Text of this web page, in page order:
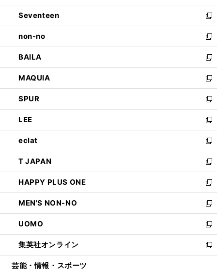
開
く
ウ
で
開
く
ン
ド
ウ
で
開
く
Seventeen
新
し
い
ウ
ィ
ン
ド
ウ
で
開
く
non-no
新
し
い
ウ
ィ
ン
ド
ウ
で
開
く
BAILA
新
し
い
ウ
ィ
ン
ド
ウ
で
開
く
MAQUIA
新
し
い
ウ
ィ
ン
ド
ウ
で
開
く
SPUR
新
し
い
ウ
ィ
ン
ド
ウ
で
開
く
LEE
新
し
い
ウ
ィ
ン
ド
ウ
で
開
く
eclat
新
し
い
ウ
ィ
ン
ド
ウ
で
開
く
T JAPAN
新
し
い
ウ
ィ
ン
ド
ウ
で
開
HAPPY PLUS ONE
新
し
い
ウ
ィ
ン
ド
ウ
MEN'S NON-NO
新
し
い
ウ
ィ
ン
UOMO
新
し
い
ウ
集英社オンライン
新
し
芸能・情報・スポーツ